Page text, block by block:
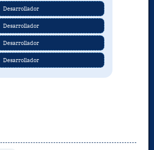
Desarrollador
Desarrollador
Desarrollador
Desarrollador